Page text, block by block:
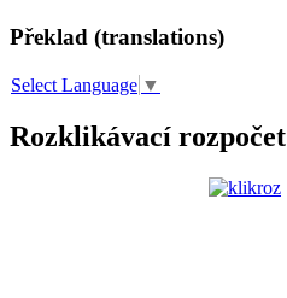
Překlad (translations)
Select Language ▼
Rozklikávací rozpočet